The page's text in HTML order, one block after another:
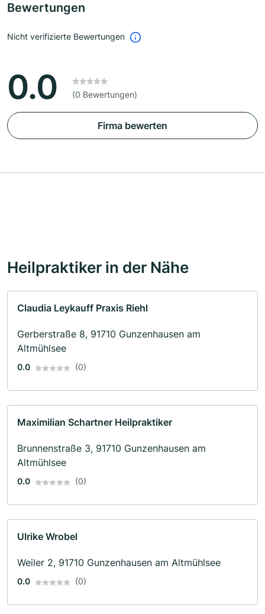
Bewertungen
Nicht verifizierte Bewertungen
0.0 (0 Bewertungen)
Firma bewerten
Heilpraktiker in der Nähe
Claudia Leykauff Praxis Riehl
Gerberstraße 8, 91710 Gunzenhausen am
Altmühlsee
0.0 (0)
Maximilian Schartner Heilpraktiker
Brunnenstraße 3, 91710 Gunzenhausen am
Altmühlsee
0.0 (0)
Ulrike Wrobel
Weiler 2, 91710 Gunzenhausen am Altmühlsee
0.0 (0)